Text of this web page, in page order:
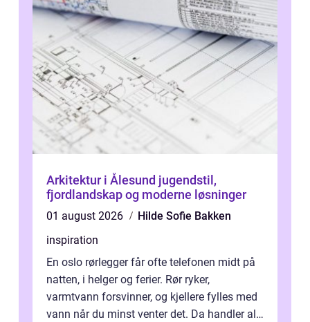
Arkitektur i Ålesund jugendstil,
fjordlandskap og moderne løsninger
01 august 2026
Hilde Sofie Bakken
inspiration
En oslo rørlegger får ofte telefonen midt på
natten, i helger og ferier. Rør ryker,
varmtvann forsvinner, og kjellere fylles med
vann når du minst venter det. Da handler alt